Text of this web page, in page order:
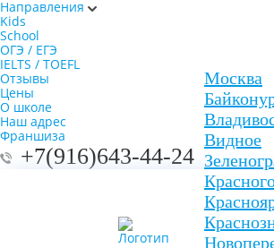
Направления
Kids
School
ОГЭ / ЕГЭ
IELTS / TOEFL
Отзывы
Цены
О школе
Наш адрес
Франшиза
+7(916)643-44-24
Москва
Видное